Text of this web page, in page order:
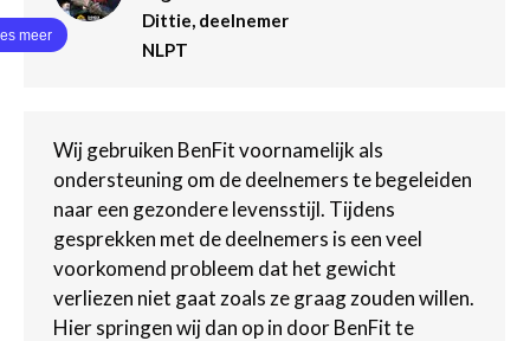
Dittie, deelnemer
NLPT
Wij gebruiken BenFit voornamelijk als
ondersteuning om de deelnemers te begeleiden
naar een gezondere levensstijl. Tijdens
gesprekken met de deelnemers is een veel
voorkomend probleem dat het gewicht
verliezen niet gaat zoals ze graag zouden willen.
Hier springen wij dan op in door BenFit te